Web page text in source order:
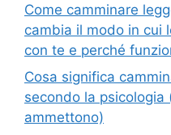
Come camminare
cambia il modo in cui
con te e perché
Cosa significa
secondo la psicologia
ammettono)